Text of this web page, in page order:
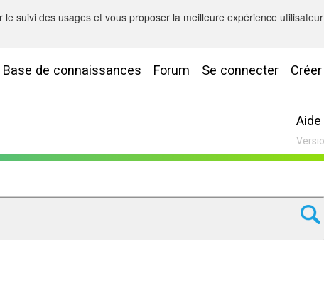
Base de connaissances Forum Se connecter Créer
Aide
suivi des usages et vous proposer la meilleure expérience